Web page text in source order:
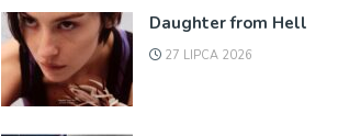
Daughter from Hell
27 LIPCA 2026